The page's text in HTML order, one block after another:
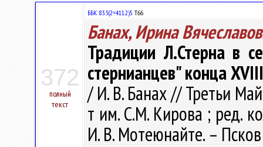
372
полный
текст
ББК 83.3(2=411.2)5 Т66
Банах, Ирина
Традиции Л.Стерна в
стернианцев" конца
/ И. В. Банах // Третьи
т им. С.М. Кирова ; ред.
И. В. Мотеюнайте. –